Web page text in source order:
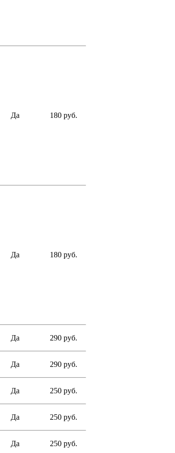
Да 180 руб.
Да 180 руб.
Да 290 руб.
Да 290 руб.
Да 250 руб.
Да 250 руб.
Да 250 руб.